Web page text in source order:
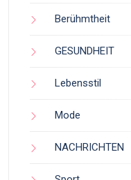
Berühmtheit
GESUNDHEIT
Lebensstil
Mode
NACHRICHTEN